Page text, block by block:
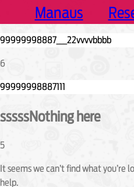
Manaus
6
sssssNothing here
5
It seems we can’t find what you’re
help.